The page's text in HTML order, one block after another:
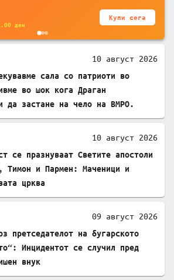
ден
Купи сега
10 август 2026
сала со патриоти во
во шок кога Драган
да застане на чело на ВМРО.
10 август 2026
се празнуваат Светите апостоли
Тимон и Пармен: Маченици и
црква
09 август 2026
претседателот на бугарското
Инцидентот се случил пред
внук